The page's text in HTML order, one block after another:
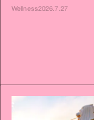
いこと毎日》シリーズ
Wellness2026.7.27